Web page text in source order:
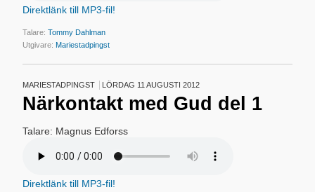
Direktlänk till MP3-fil!
Talare:Tommy Dahlman
Utgivare:Mariestadpingst
MARIESTADPINGST LÖRDAG 11 AUGUSTI 2012
Närkontakt med Gud del 1
Talare: Magnus Edforss
Direktlänk till MP3-fil!